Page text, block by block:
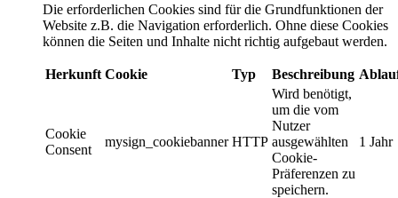
Die erforderlichen Cookies sind für die Grundfunktionen der
Website z.B. die Navigation erforderlich. Ohne diese Cookies
können die Seiten und Inhalte nicht richtig aufgebaut werden.
Herkunft Cookie Typ Beschreibung
Cookie
Consent
mysign_cookiebanner HTTP
Wird benötigt,
um die vom
Nutzer
ausgewählten
Cookie-
Präferenzen zu
speichern.
1 Jahr